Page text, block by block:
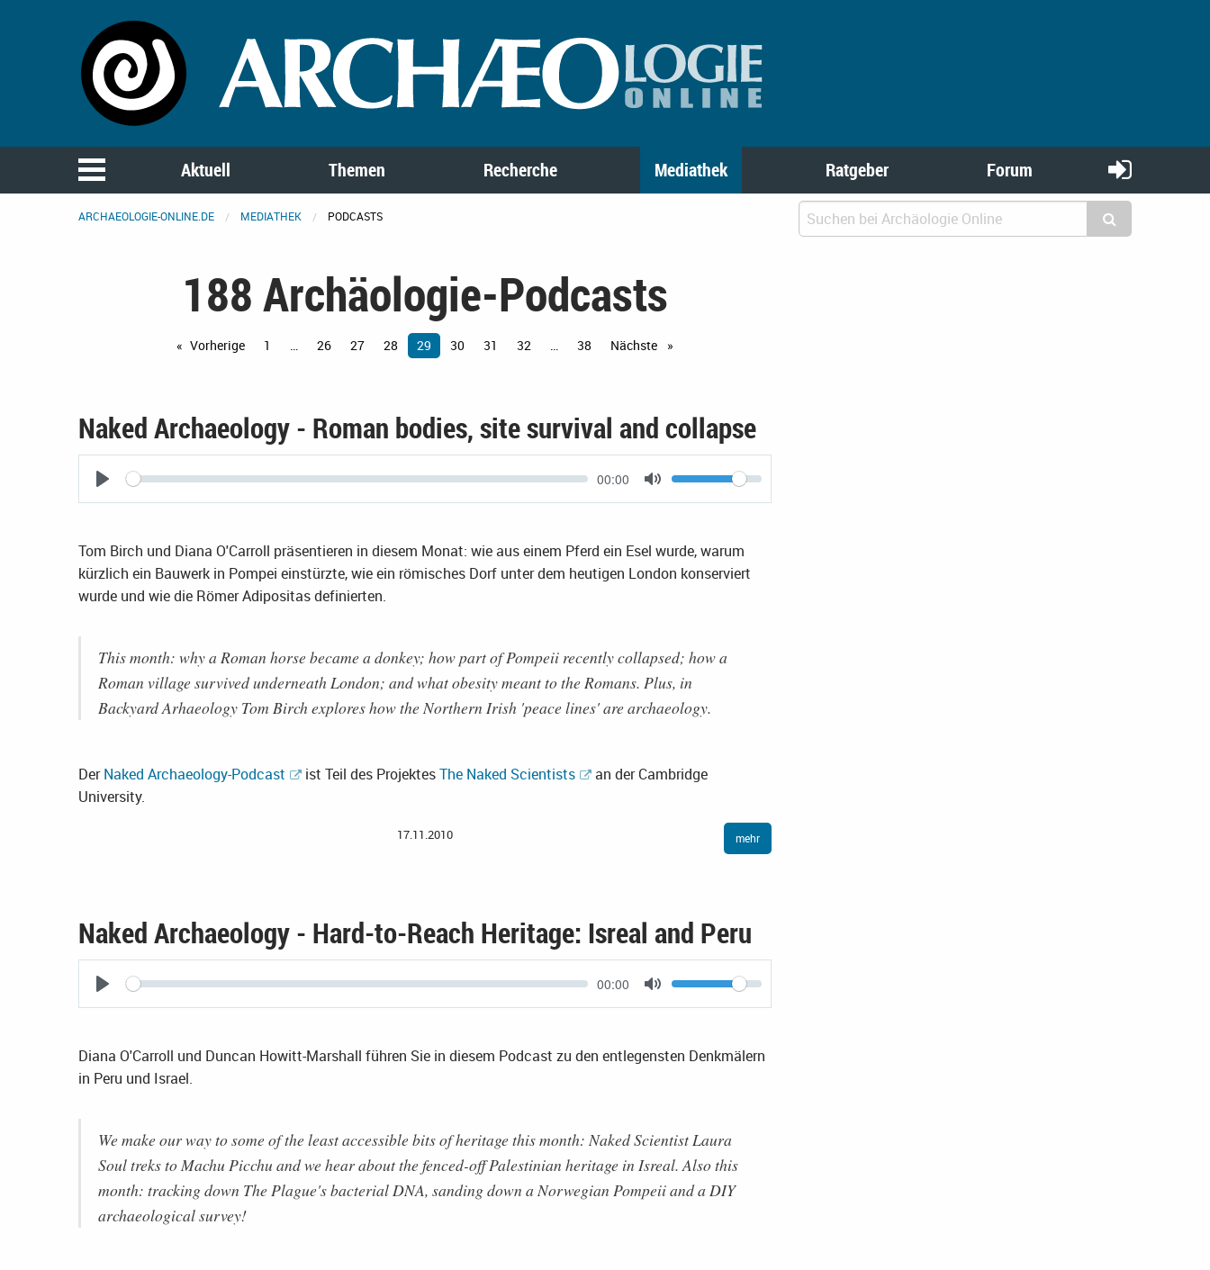
Aktuell Themen Recherche Mediathek Ratgeber Forum
ARCHAEOLOGIE-ONLINE.DE MEDIATHEK PODCASTS
188 Archäologie-Podcasts
VorherigeSeite1 26 27 28
Sie
29 30 31 32 38 Nächste Seite
Naked Archaeology - Roman bodies, site survival and collapse
Seek Current
00:00
Mute
Volume
Tom Birch und Diana O'Carroll präsentieren in diesem Monat: wie aus einem Pferd ein Esel wurde, warum
kürzlich ein Bauwerk in Pompei einstürzte, wie ein römisches Dorf unter dem heutigen London konserviert
wurde und wie die Römer Adipositas definierten.
This month: why a Roman horse became a donkey; how part of Pompeii recently collapsed; how a
Roman village survived underneath London; and what obesity meant to the Romans. Plus, in
Backyard Arhaeology Tom Birch explores how the Northern Irish 'peace lines' are archaeology.
DerNaked Archaeology-Podcast ist Teil des ProjektesThe Naked Scientists
an der Cambridge
University.
17.11.2010 mehr
Naked Archaeology - Hard-to-Reach Heritage: Isreal and Peru
Seek Current
00:00
Mute
Volume
Diana O'Carroll und Duncan Howitt-Marshall führen Sie in diesem Podcast zu den entlegensten Denkmälern
in Peru und Israel.
We make our way to some of the least accessible bits of heritage this month: Naked Scientist Laura
Soul treks to Machu Picchu and we hear about the fenced-off Palestinian heritage in Isreal. Also this
month: tracking down The Plague's bacterial DNA, sanding down a Norwegian Pompeii and a DIY
archaeological survey!